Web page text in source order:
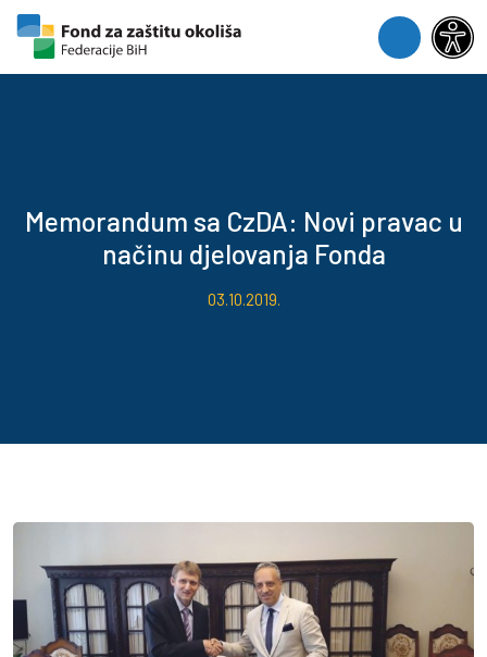
Skip to content
Skip to footer
Menu
Memorandum sa CzDA: Novi pravac u
načinu djelovanja Fonda
03.10.2019.